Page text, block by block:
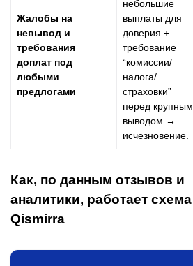
Жалобы на
невывод и
требования
доплат под
любыми
предлогами
небольшие
выплаты для
доверия +
требование
“комиссии/
налога/
страховки”
перед крупным
выводом →
исчезновение.
Как, по данным отзывов и
аналитики, работает схема
Qismirra